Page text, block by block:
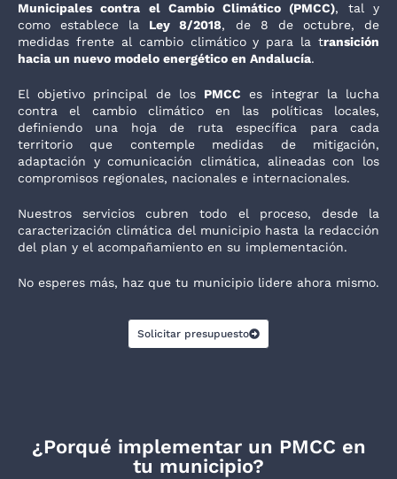
Municipales contra el Cambio Climático (PMCC), tal y
como establece la Ley 8/2018, de 8 de octubre, de
medidas frente al cambio climático y para la transición
hacia un nuevo modelo energético en Andalucía.
El objetivo principal de los PMCC es integrar la lucha
contra el cambio climático en las políticas locales,
definiendo una hoja de ruta específica para cada
territorio que contemple medidas de mitigación,
adaptación y comunicación climática, alineadas con los
compromisos regionales, nacionales e internacionales.
Nuestros servicios cubren todo el proceso, desde la
caracterización climática del municipio hasta la redacción
del plan y el acompañamiento en su implementación.
No esperes más, haz que tu municipio lidere ahora mismo.
Solicitar presupuesto
¿Porqué implementar un PMCC en
tu municipio?